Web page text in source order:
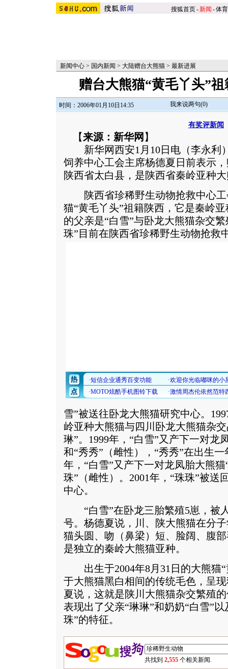
搜狐首页-新闻 -体育
新闻中心 > 国内新闻 > 大陆赠台大熊猫 > 最新进展
赠台大熊猫“黄毛丫头”
时间：2006年01月10日14:35 我来说两句(0)
有奖评新闻
【来源：新华网 】
新华网西安1月10日电（李永利
饲养中心工会主席杨德夏日前表示
陕西省太白县，是陕西省秦岭亚种
陕西省珍稀野生动物抢救中心工
猫“黄毛丫头”祖籍陕西，它是秦岭
的父亲是“白雪”与卧龙大熊猫杂交
珠”目前在陕西省珍稀野生动物抢救
雪”被送往卧龙大熊猫研究中心。
岭亚种大熊猫与四川卧龙大熊猫杂
琳”。1999年，“白雪”又产下一对龙
和“秀秀”（雌性），“秀秀”在出生
年，“白雪”又产下一对龙凤胎大熊
珠”（雌性）。2001年，“珠珠”被送
中心。
“白雪”在卧龙三胎繁殖5崽，被
号。杨德夏说，川、陕大熊猫在分
猫头圆、吻（鼻梁）短、脸阔、腹
是独立的秦岭大熊猫亚种。
出生于2004年8月31日的大熊猫“
于大熊猫黑白相间的传统毛色，呈
夏说，这就是陕川大熊猫杂交繁殖
表现出了父亲“琳琳”和奶奶“白雪”
珠”的特征。
共找到 2,555 个相关新闻.